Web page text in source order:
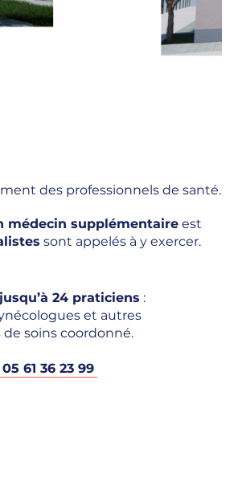
des professionnels de santé.
médecin supplémentaire est
sont appelés à y exercer.
jusqu’à 24 praticiens :
et autres
soins coordonné.
05 61 36 23 99